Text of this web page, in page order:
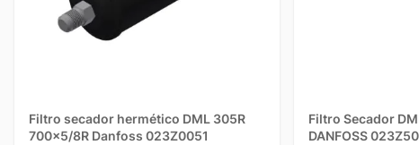
Filtro secador hermético DML 305R
700x5/8R Danfoss 023Z0051
Filtro Secador
DANFOSS